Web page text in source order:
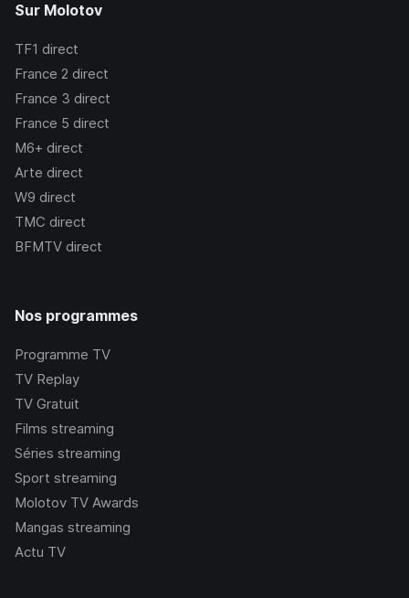
Sur Molotov
TF1 direct
France 2 direct
France 3 direct
France 5 direct
M6+ direct
Arte direct
W9 direct
TMC direct
BFMTV direct
Nos programmes
Programme TV
TV Replay
TV Gratuit
Films streaming
Séries streaming
Sport streaming
Molotov TV Awards
Mangas streaming
Actu TV